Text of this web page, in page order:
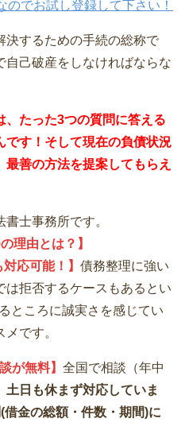
のでお試し登録して下さい！
決するための手続の総称で
己破産をしなければならな
たった3つの質問に答える
です！そして現在の負債状況
善の方法を提案してもらえ
士事務所です。
理由とは？】
応可能！】 債務整理に強い
拒否するケースもあるとい
ところに誠実さを感じてい
です。
が無料】 全国で相談（年中
土日も休まず対応していま
金の総額・件数・期間)に